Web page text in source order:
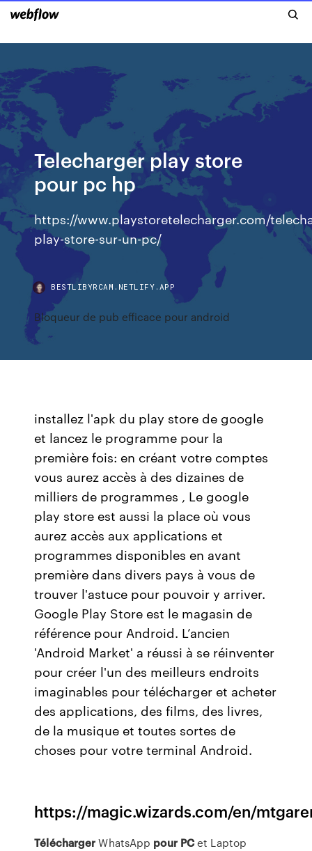
Telecharger play store
pour pc hp
https://www.playstoretelecharger.com/
play-store-sur-un-pc/
BESTLIBYRCAM.NETLIFY.APP
Bloqueur de pub efficace pour android
installez l'apk du play store de google
et lancez le programme pour la
première fois: en créant votre comptes
vous aurez accès à des dizaines de
milliers de programmes , Le google
play store est aussi la place où vous
aurez accès aux applications et
programmes disponibles en avant
première dans divers pays à vous de
trouver l'astuce pour pouvoir y arriver.
Google Play Store est le magasin de
référence pour Android. L’ancien
'Android Market' a réussi à se réinventer
pour créer l'un des meilleurs endroits
imaginables pour télécharger et acheter
des applications, des films, des livres,
de la musique et toutes sortes de
choses pour votre terminal Android.
https://magic.wizards.com/en/
TéléchargerWhatsApp pour PCet Laptop